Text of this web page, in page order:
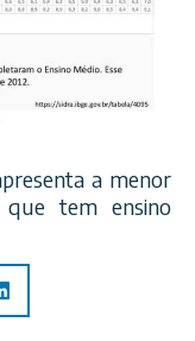
a menor
tem ensino